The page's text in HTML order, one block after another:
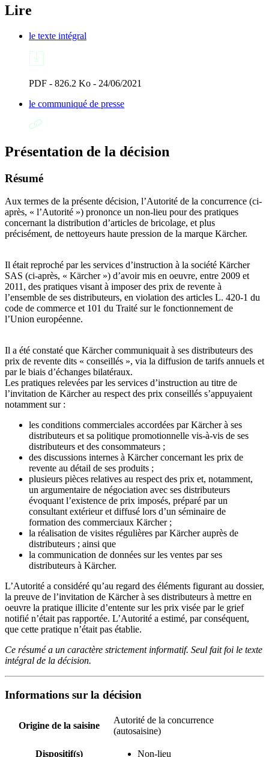
Lire
le texte intégral
PDF - 826.2 Ko - 24/06/2021
le communiqué de presse
Présentation de la décision
Résumé
Aux termes de la présente décision, l’Autorité de la concurrence (ci-
après, « l’Autorité ») prononce un non-lieu pour des pratiques
concernant la distribution d’articles de bricolage, et plus
précisément, de nettoyeurs haute pression de la marque Kärcher.
Il était reproché par les services d’instruction à la société Kärcher
SAS (ci-après, « Kärcher ») d’avoir mis en oeuvre, entre 2009 et
2011, des pratiques visant à imposer des prix de revente à
l’ensemble de ses distributeurs, en violation des articles L. 420-1 du
code de commerce et 101 du Traité sur le fonctionnement de
l’Union européenne.
Il a été constaté que Kärcher communiquait à ses distributeurs des
prix de revente dits « conseillés », via la diffusion de tarifs annuels et
par le biais d’échanges bilatéraux.
Les pratiques relevées par les services d’instruction au titre de
l’invitation de Kärcher au respect des prix conseillés s’appuyaient
notamment sur :
les conditions commerciales accordées par Kärcher à ses
distributeurs et sa politique promotionnelle vis-à-vis de ses
distributeurs et des consommateurs ;
des discussions internes à Kärcher concernant les prix de
revente au détail de ses produits ;
plusieurs pièces relatives au respect des prix et, notamment,
un argumentaire de négociation avec ses distributeurs
évoquant l’existence de prix imposés, préparé par un
consultant extérieur et diffusé lors d’un séminaire de
formation des commerciaux Kärcher ;
la réalisation de visites régulières par Kärcher auprès de
distributeurs ; ainsi que
la communication de données sur les ventes par ses
distributeurs à Kärcher.
L’Autorité a considéré qu’au regard des éléments figurant au dossier,
la preuve de l’invitation de Kärcher à ses distributeurs à mettre en
oeuvre la pratique illicite d’entente sur les prix visée par le grief
notifié n’était pas rapportée. L’Autorité a estimé, par conséquent,
que cette pratique n’était pas établie.
Ce résumé a un caractère strictement informatif. Seul fait foi le texte
intégral de la décision.
Informations sur la décision
Origine de la saisine
Autorité de la concurrence
(autosaisine)
Dispositif(s) Non-lieu